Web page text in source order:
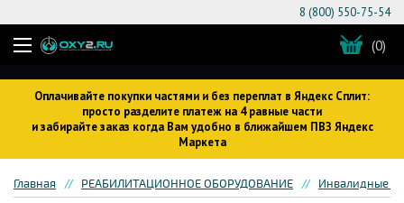
Оплачивайте покупки частями и без переплат в Яндекс Сплит:
просто разделите платеж на 4 равные части
и забирайте заказ когда Вам удобно в ближайшем ПВЗ Яндекс
Маркета
8 (800) 550-75-54
(0)
Главная РЕАБИЛИТАЦИОННОЕ ОБОРУДОВАНИЕ Инвалидные